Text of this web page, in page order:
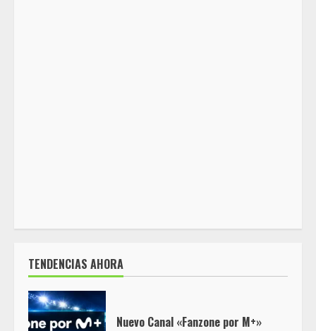
TENDENCIAS AHORA
Nuevo Canal «Fanzone por M+»